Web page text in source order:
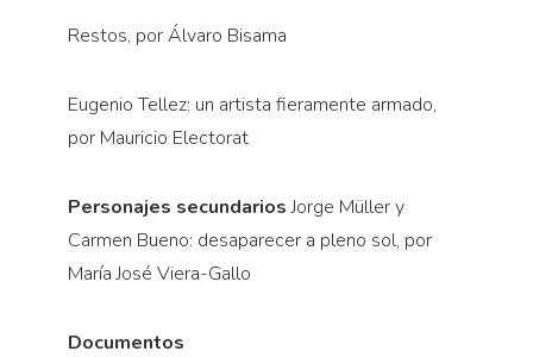
Restos, por Álvaro Bisama
Eugenio Tellez: un artista fieramente armado,
por Mauricio Electorat
Personajes secundariosJorge Müller y
Carmen Bueno: desaparecer a pleno sol, por
María José Viera-Gallo
Documentos